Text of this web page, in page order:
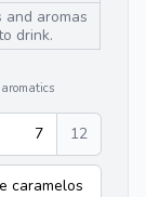
aromas
drink.
7 12
caramelos